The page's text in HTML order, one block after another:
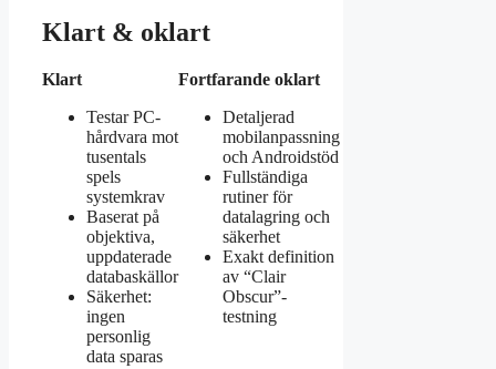
Klart & oklart
Klart
Testar PC-
hårdvara mot
tusentals
spels
systemkrav
Baserat på
objektiva,
uppdaterade
databaskällor
Säkerhet:
ingen
personlig
data sparas
Fortfarande oklart
Detaljerad
mobilanpassning
och Androidstöd
Fullständiga
rutiner för
datalagring och
säkerhet
Exakt definition
av “Clair
Obscur”-
testning